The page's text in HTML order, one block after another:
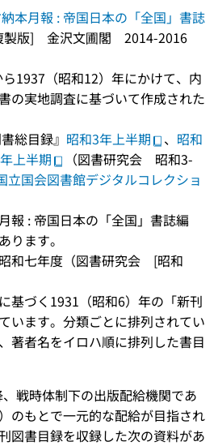
納本月報 : 帝国日本の「全国」書誌
製版] 金沢文圃閣 2014-2016
1937（昭和12）年にかけて、内
の実地調査に基づいて作成された
総目録』 昭和3年上半期 、 昭和
上半期
（図書研究会 昭和3-
立国会図書館デジタルコレクショ
報 : 帝国日本の「全国」書誌編
ります。
昭和七年度（図書研究会 [昭和
基づく1931（昭和6）年の「新刊
います。分類ごとに排列されてい
著者名をイロハ順に排列した書目
戦時体制下の出版配給機関であ
のもとで一元的な配給が目指され
図書目録を収録した次の資料があ